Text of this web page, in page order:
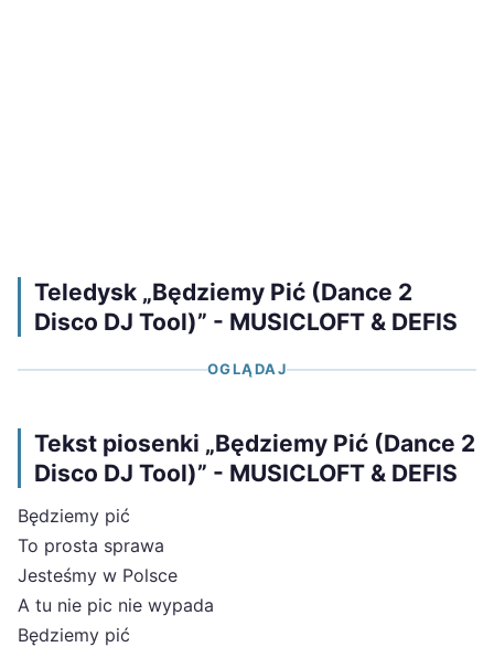
Teledysk „Będziemy Pić (Dance 2
Disco DJ Tool)” - MUSICLOFT & DEFIS
OGLĄDAJ
Tekst piosenki „Będziemy Pić (Dance 2
Disco DJ Tool)” - MUSICLOFT & DEFIS
Będziemy pić
To prosta sprawa
Jesteśmy w Polsce
A tu nie pic nie wypada
Będziemy pić